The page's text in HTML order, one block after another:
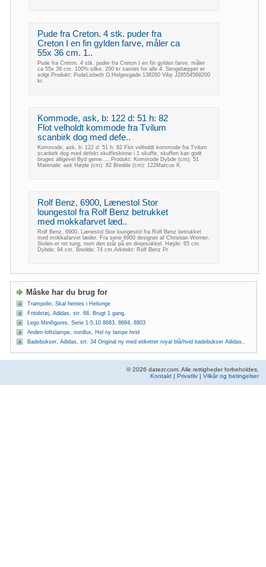
Pude fra Creton. 4 stk. puder fra
Creton I en fin gylden farve, måler ca
55x 36 cm. 1..
Pude fra Creton. 4 stk. puder fra Creton I en fin gylden farve, måler
ca 55x 36 cm. 100% silke. 200 kr samlet for alle 4. Sengetæppet er
solgt.Produkt: PudeLisbeth O.Helgesgade 138260 Viby J28554569200
kr.
Kommode, ask, b: 122 d: 51 h: 82
Flot velholdt kommode fra Tvilum
scanbirk dog med defe..
Kommode, ask, b: 122 d: 51 h: 82 Flot velholdt kommode fra Tvilum
scanbirk dog med defekt skuffeskinne i 1 skuffe, skuffen kan godt
bruges alligevel Byd gerne.....Produkt: Kommode Dybde (cm): 51
Materiale: ask Højde (cm): 82 Bredde (cm): 122Marcus K.
Rolf Benz, 6900, Lænestol Stor
loungestol fra Rolf Benz betrukket
med mokkafarvet læd..
Rolf Benz, 6900, Lænestol Stor loungestol fra Rolf Benz betrukket
med mokkafarvet læder. Fra serie 6900 designet af Christian Werner.
Stolen er ret tung, men den står på en drejesokkel. Højde: 65 cm.
Dybde: 94 cm. Bredde: 74 cm.Arkitekt: Rolf Benz Pr
Måske har du brug for
Trampolin, Skal hentes i Helsinge
Fritidstøj, Adidas, str. 68, Brugt 1 gang.
Lego Minifigures, Serie 1-5,10 8683, 8684, 8803
Anden loftslampe, nordlux, Hel ny lampe hvid
Badebukser, Adidas, str. 34 Original ny med etiketter royal blå/hvid badebukser Adidas..
© 2026 datezr.com. Alle rettigheder forbeholdes.
Kontakt | Privatliv | Vilkår og betingelser